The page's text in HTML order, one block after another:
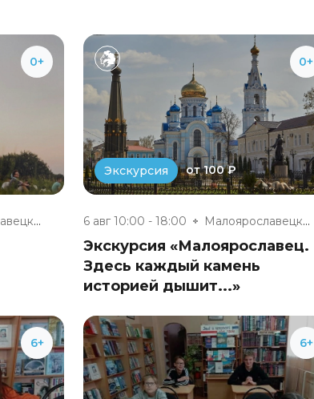
0+
Малоярославецкий музейно-выста...
0+
Экскурсия от 100 ₽
6 авг 10:00 - 18:00 Малоярославецкий музейно-выста...
Экскурсия «Малоярославец.
Здесь каждый камень
историей дышит...»
6+ 6+